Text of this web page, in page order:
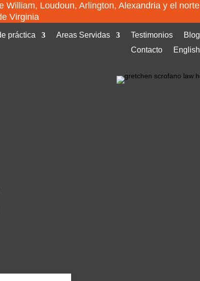
William, Loudoun, Arlington, Alexandria y el norte
Virginia
práctica Areas Servidas Testimonios
Blog
Contacto
English